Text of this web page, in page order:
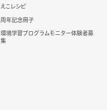
えこレシピ
周年記念冊子
環境学習プログラムモニター体験者募
集